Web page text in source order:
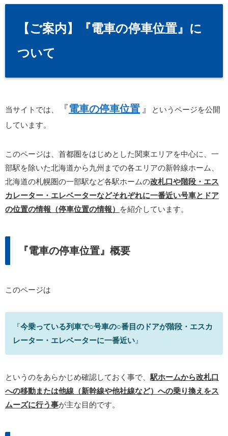
【ご案内】『電車の停車位置』に
ついて
当サイトでは、 『電車の停車位置 』
というページを公開
しています。
このページは、首都圏をはじめとした関東エリアを中心に、一
部駅を除いた北海道から九州までの各エリアの新幹線ホーム、
北海道の札幌圏の一部駅など各駅ホームの改札口や階段・エス
カレーター・エレベーターなどそれぞれに一番近い号車とドア
の位置の情報（停車位置の情報）
を紹介しています。
『電車の停車位置』概要
このページは
『今乗っている列車で○号車の○番目のドアが階段・エスカ
レーター・エレベーターに一番近い 』
というのをあらかじめ確認しておく事で、 駅ホームから改札口
への移動または他線（新幹線や他社線など）への乗り換えをス
ムーズに行う事が主な目的です。